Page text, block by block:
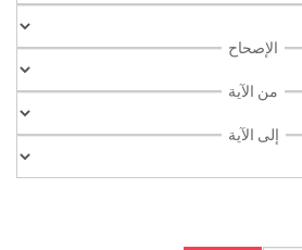
الإصحاح
من الآية
إلى الآية